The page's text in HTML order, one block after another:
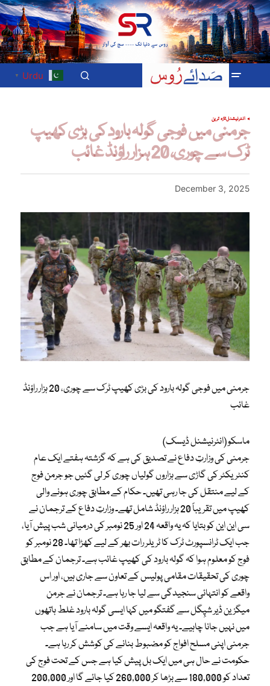
Urdu
▼
انٹرنیشنلتازہ ترین
جرمنی میں فوجی گولہ بارود کی بڑی کھیپ
ٹرک سے چوری، 20 ہزار راؤنڈ غائب
December 3, 2025
جرمنی میں فوجی گولہ بارود کی بڑی کھیپ ٹرک سے چوری، 20 ہزار راؤنڈ
غائب
ماسکو (انٹرنیشنل ڈیسک)
جرمنی کی وزارتِ دفاع نے تصدیق کی ہے کہ گزشتہ ہفتے ایک عام
کنٹریکٹر کی گاڑی سے ہزاروں گولیاں چوری کر لی گئیں جو جرمن فوج
کے لیے منتقل کی جا رہی تھیں۔ حکام کے مطابق چوری ہونے والی
کھیپ میں تقریباً 20 ہزار راؤنڈ شامل تھے۔ وزارتِ دفاع کے ترجمان نے
سی این این کو بتایا کہ یہ واقعہ 24 اور 25 نومبر کی درمیانی شب پیش آیا،
جب ایک ٹرانسپورٹ ٹرک کا ٹریلر رات بھر کے لیے کھڑا تھا۔ 28 نومبر کو
فوج کو معلوم ہوا کہ گولہ بارود کی کھیپ غائب ہے۔ ترجمان کے مطابق
چوری کی تحقیقات مقامی پولیس کے تعاون سے جاری ہیں، اور اس
واقعے کو انتہائی سنجیدگی سے لیا جا رہا ہے۔ ترجمان نے جرمن
میگزین ڈیر شپِگل سے گفتگو میں کہا ایسی گولہ بارود غلط ہاتھوں
میں نہیں جانا چاہیے۔ یہ واقعہ ایسے وقت میں سامنے آیا ہے جب
جرمنی اپنی مسلح افواج کو مضبوط بنانے کی کوشش کر رہا ہے۔
حکومت نے حال ہی میں ایک بل پیش کیا ہے جس کے تحت فوج کی
تعداد کو 180,000 سے بڑھا کر 260,000 کیا جائے گا اور 200,000